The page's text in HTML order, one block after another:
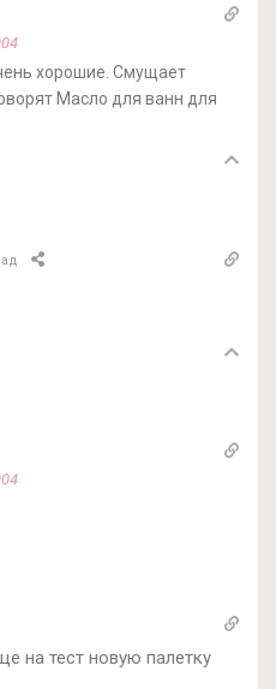
хорошие. Смущает
Масло для ванн для
на тест новую палетку